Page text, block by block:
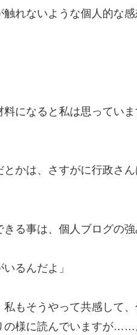
れないような個人的な
になると私は思ってい
かは、さすがに行政さん
る事は、個人ブログの強
るんだよ」
もそうやって共感して
の様に読んでいますが……